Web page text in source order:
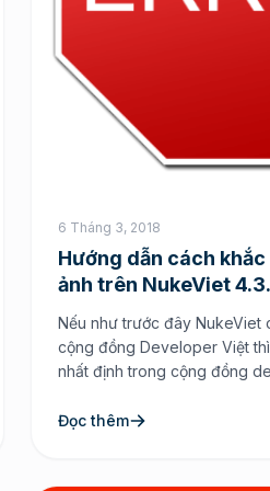
6 Tháng 3, 2018
Hướng dẫn cách
ảnh trên NukeViet
Nếu như trước đây NukeViet
cộng đồng Developer Việt
nhất định trong cộng đồng
sử dụng NukeViet thì vòng
Đọc thêm